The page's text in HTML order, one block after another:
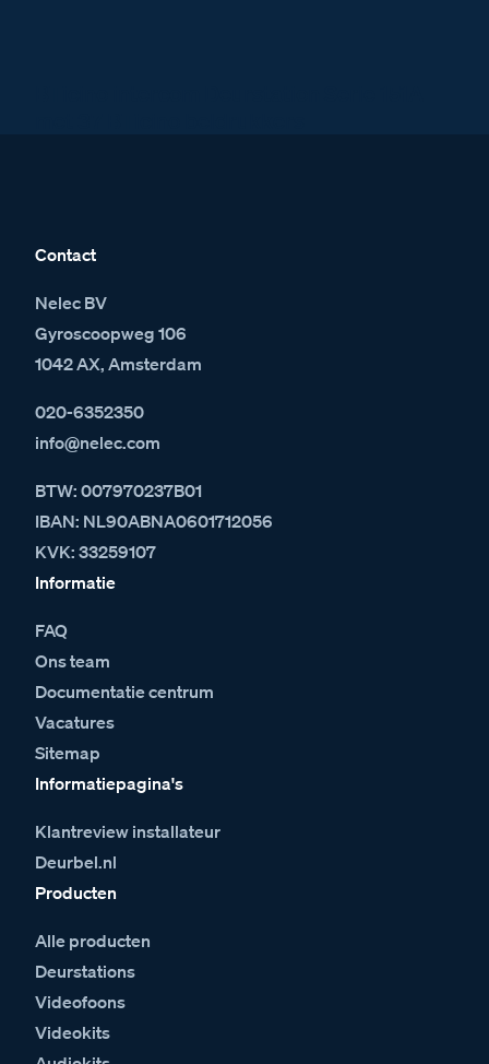
Contact
Nelec BV
Gyroscoopweg 106
1042 AX, Amsterdam
020-6352350
info@nelec.com
BTW: 007970237B01
IBAN: NL90ABNA0601712056
KVK: 33259107
Informatie
FAQ
Ons team
Documentatie centrum
Vacatures
Sitemap
Informatiepagina's
Klantreview installateur
Deurbel.nl
Producten
Alle producten
Deurstations
Videofoons
Videokits